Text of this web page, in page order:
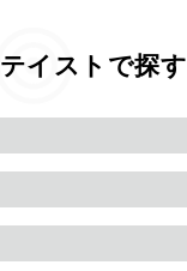
テイストで探す